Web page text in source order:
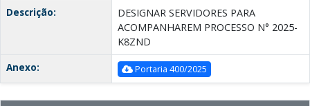
Descrição:
DESIGNAR SERVIDORES PARA
ACOMPANHAREM PROCESSO N° 2025-
K8ZND
Anexo:
Portaria 400/2025